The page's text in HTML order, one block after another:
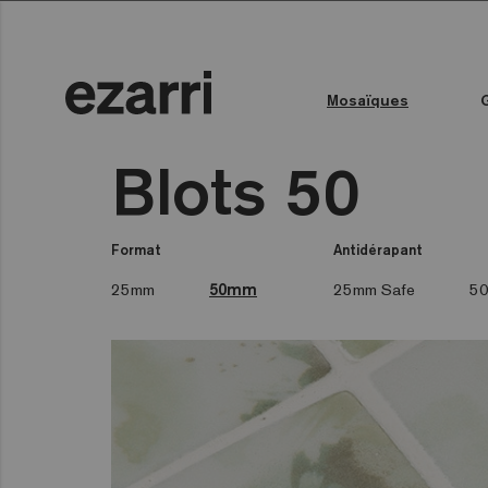
Mosaïques
Blots 50
Format
25mm 50mm
Antidérapant
25mm Safe